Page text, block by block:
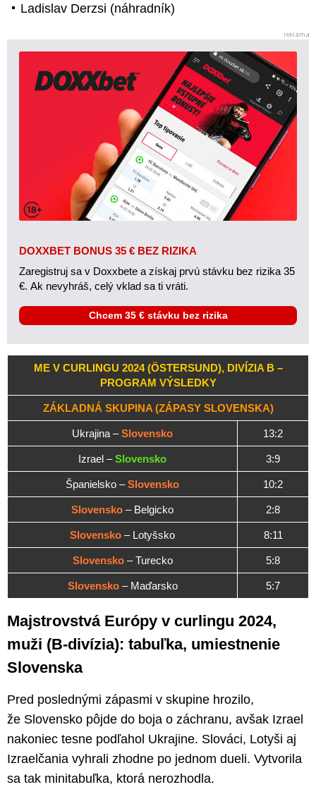
Ladislav Derzsi (náhradník)
DOXXBET BONUS 35 € BEZ RIZIKA
Zaregistruj sa v Doxxbete a získaj prvú stávku bez rizika 35
€. Ak nevyhráš, celý vklad sa ti vráti.
Chcem 35 € stávku bez rizika
ME V CURLINGU 2024 (ÖSTERSUND), DIVÍZIA B –
PROGRAM VÝSLEDKY
ZÁKLADNÁ SKUPINA (ZÁPASY SLOVENSKA)
Ukrajina –Slovensko 13:2
Izrael –Slovensko 3:9
Španielsko –Slovensko 10:2
Slovensko – Belgicko 2:8
Slovensko – Lotyšsko 8:11
Slovensko– Turecko 5:8
Slovensko– Maďarsko 5:7
Majstrovstvá Európy v curlingu 2024,
muži (B-divízia): tabuľka, umiestnenie
Slovenska
Pred poslednými zápasmi v skupine hrozilo,
že Slovensko pôjde do boja o záchranu, avšak Izrael
nakoniec tesne podľahol Ukrajine. Slováci, Lotyši aj
Izraelčania vyhrali zhodne po jednom dueli. Vytvorila
sa tak minitabuľka, ktorá nerozhodla.